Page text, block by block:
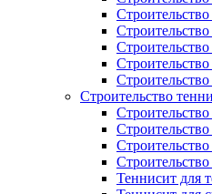
Строительство
Теннисит для